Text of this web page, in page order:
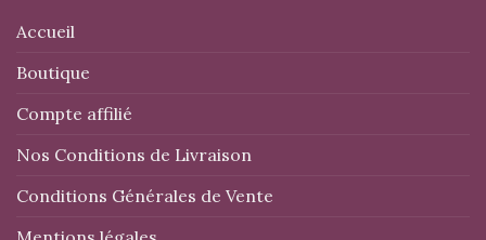
Accueil
Boutique
Compte affilié
Nos Conditions de Livraison
Conditions Générales de Vente